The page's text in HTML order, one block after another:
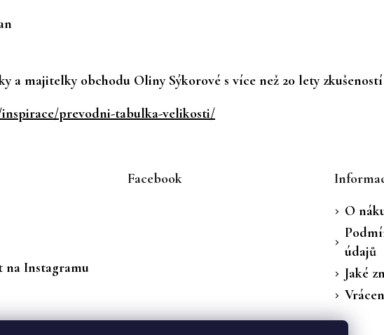
a majitelky obchodu Oliny Sýkorové s více než 20 lety zkušeností
prevodni-tabulka-velikosti/
na Instagramu
Facebook
O
údajů
Jaké